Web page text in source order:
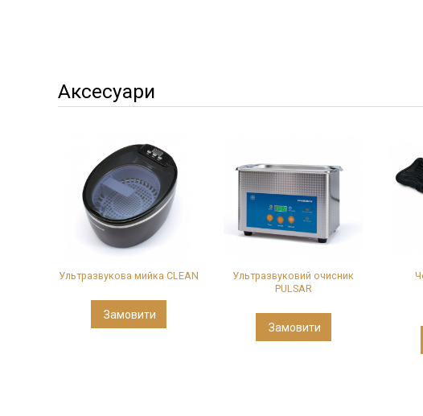
Аксесуари
Ультразвукова мийка CLEAN
Замовити
Ультразвуковий очисник
PULSAR
Замовити